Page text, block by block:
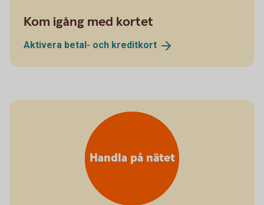
Kom igång med kortet
Aktivera betal- och kreditkort
Handla på nätet